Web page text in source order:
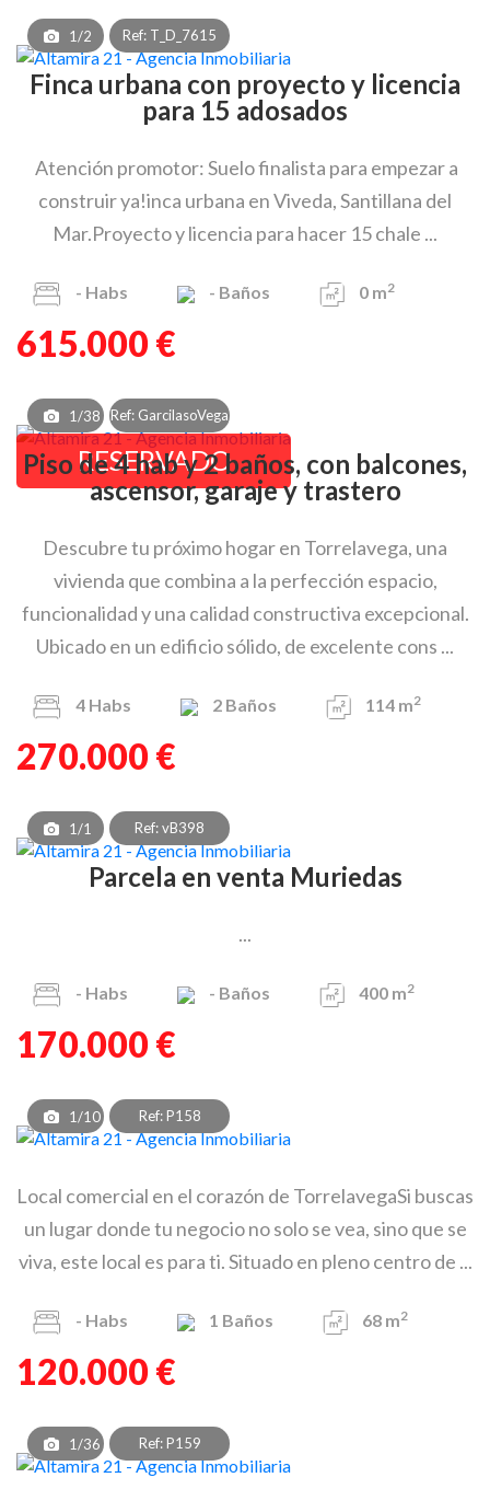
1/2 Ref: T_D_7615
Finca urbana con proyecto y licencia
para 15 adosados
Atención promotor: Suelo finalista para empezar a
construir ya!inca urbana en Viveda, Santillana del
Mar.Proyecto y licencia para hacer 15 chale ...
- Habs - Baños 0 m2
615.000 €
1/38 Ref: GarcilasoVega
RESERVADO
Piso de 4 hab y 2 baños, con balcones,
ascensor, garaje y trastero
Descubre tu próximo hogar en Torrelavega, una
vivienda que combina a la perfección espacio,
funcionalidad y una calidad constructiva excepcional.
Ubicado en un edificio sólido, de excelente cons ...
4 Habs 2 Baños 114 m2
270.000 €
1/1 Ref: vB398
Parcela en venta Muriedas
...
- Habs - Baños 400 m2
170.000 €
1/10 Ref: P158
Local comercial en el corazón de TorrelavegaSi buscas
un lugar donde tu negocio no solo se vea, sino que se
viva, este local es para ti. Situado en pleno centro de ...
- Habs 1 Baños 68 m2
120.000 €
1/36 Ref: P159